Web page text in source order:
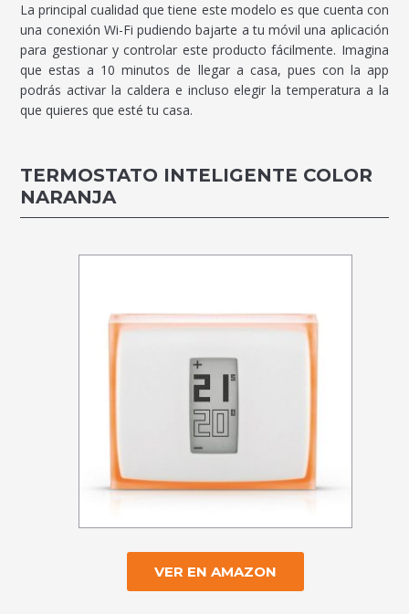
La principal cualidad que tiene este modelo es que cuenta con
una conexión Wi-Fi pudiendo bajarte a tu móvil una aplicación
para gestionar y controlar este producto fácilmente. Imagina
que estas a 10 minutos de llegar a casa, pues con la app
podrás activar la caldera e incluso elegir la temperatura a la
que quieres que esté tu casa.
TERMOSTATO INTELIGENTE COLOR
NARANJA
VER EN AMAZON